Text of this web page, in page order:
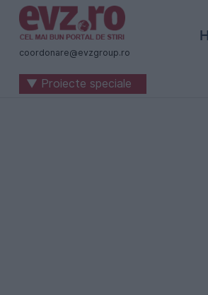
Știri
naționale
internaționale
coordonare@evzgroup.ro
▼ Proiecte speciale